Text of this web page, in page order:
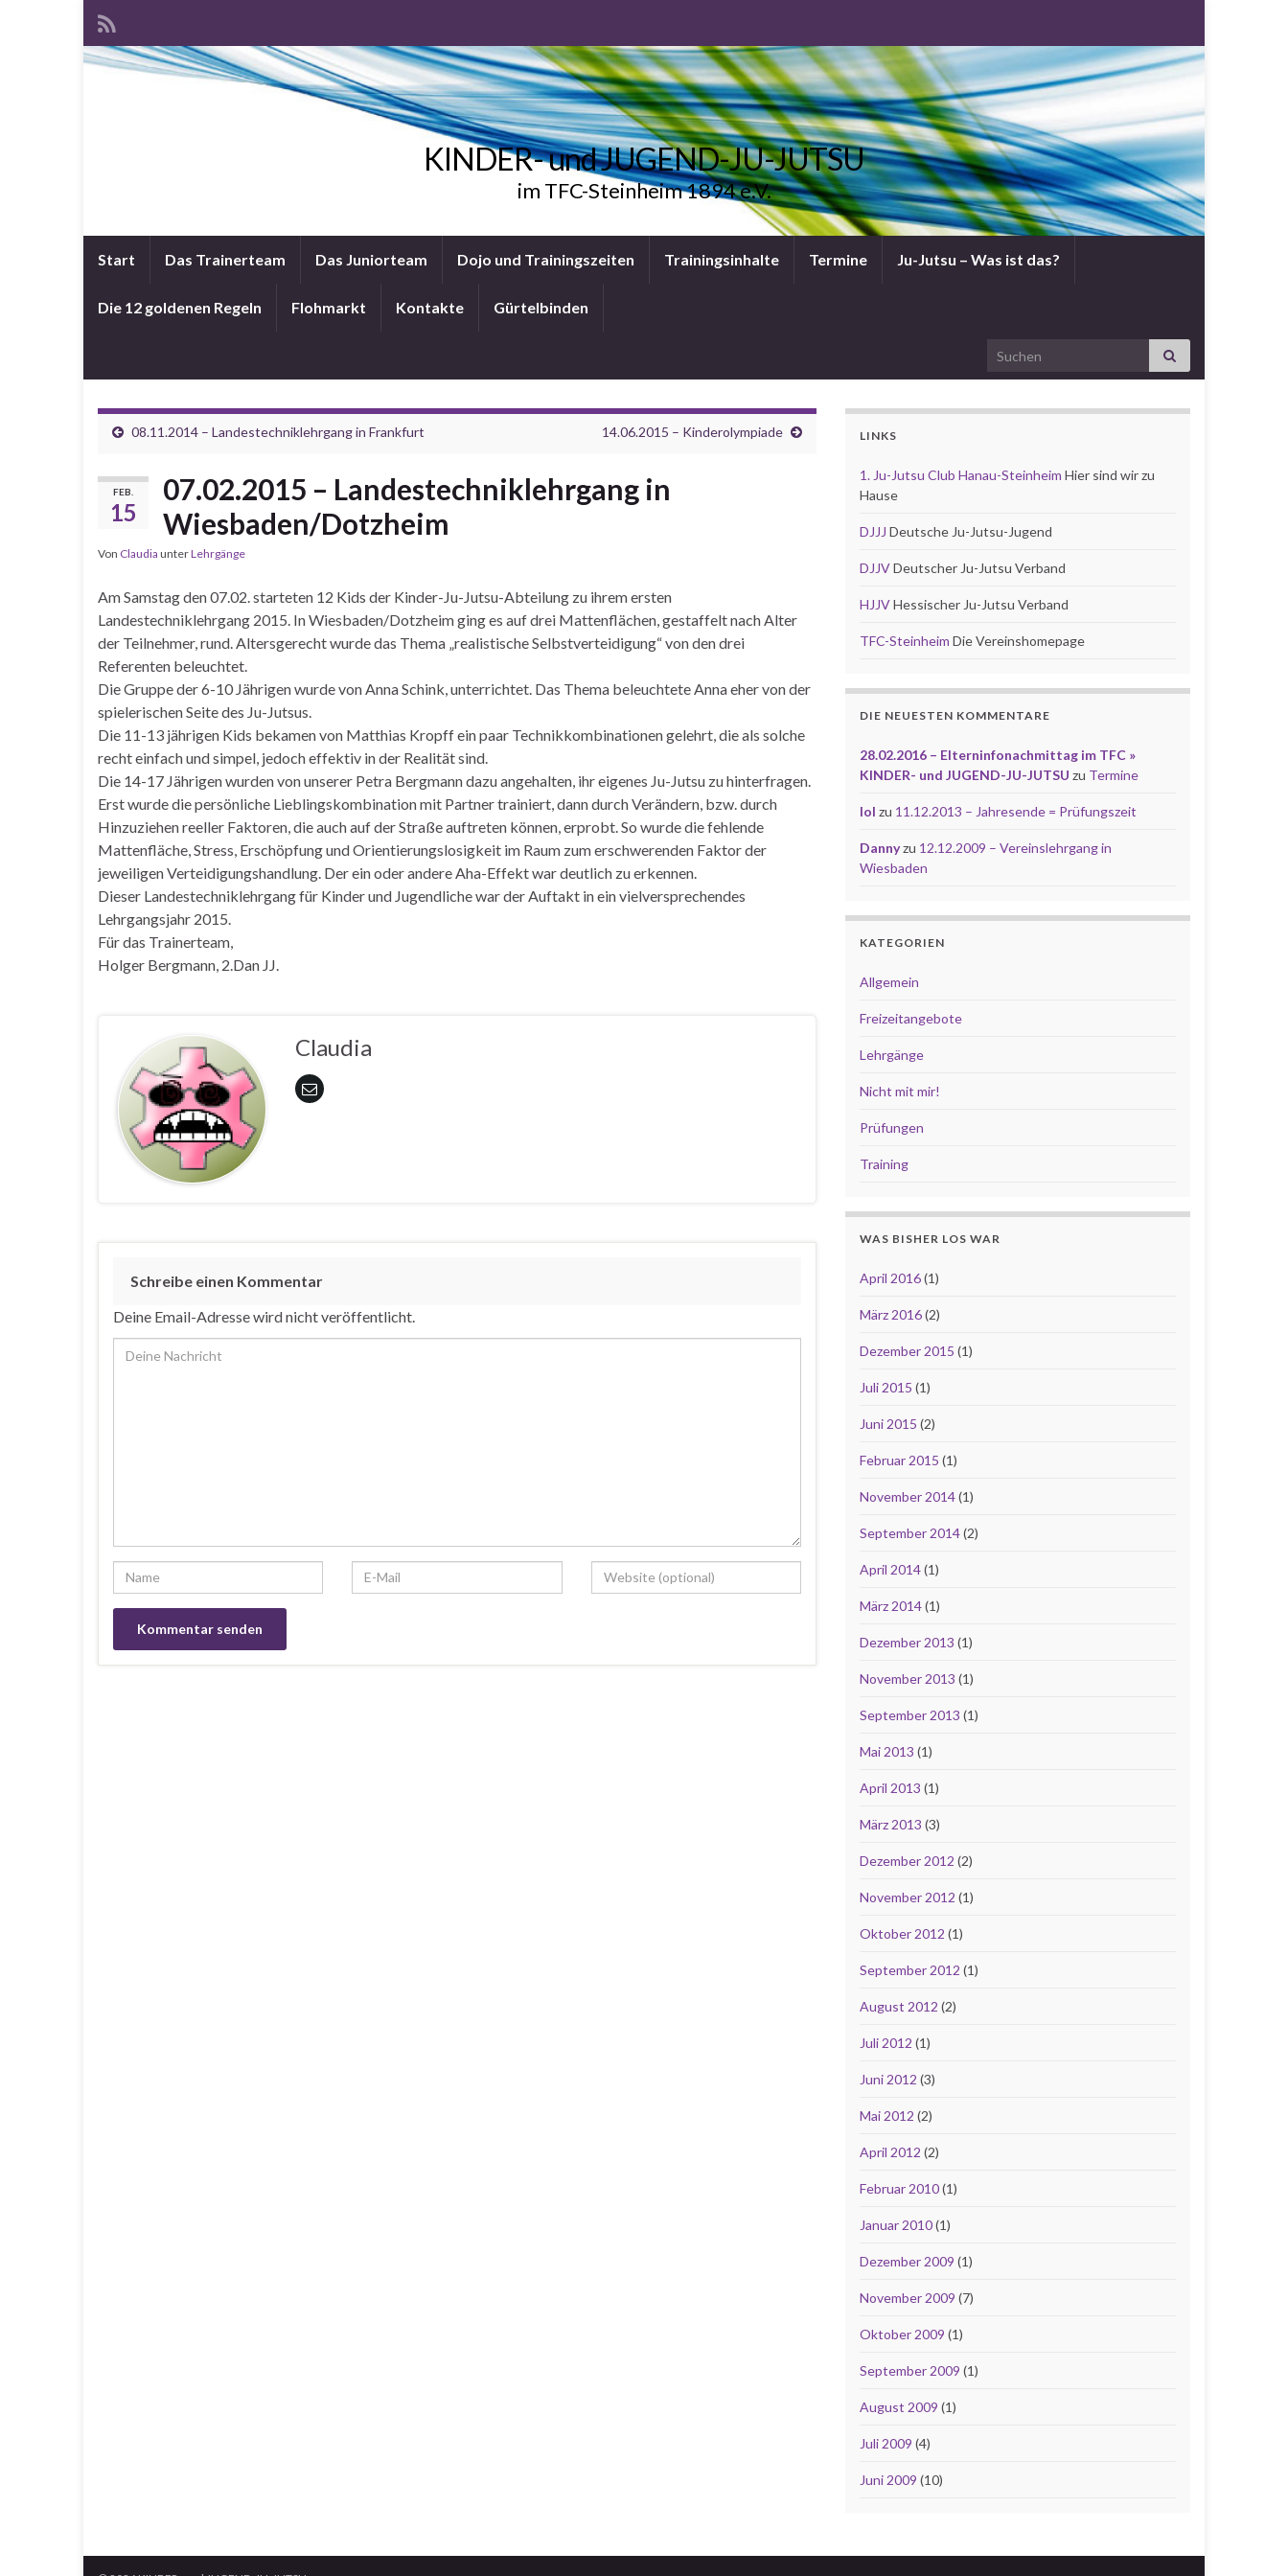
KINDER- und JUGEND-JU-JUTSU
im TFC-Steinheim 1894 e.V.
Start Das Trainerteam Das Juniorteam Dojo und Trainingszeiten Trainingsinhalte Termine Ju-Jutsu – Was ist das?
Die 12 goldenen Regeln Flohmarkt Kontakte Gürtelbinden
Search for:
08.11.2014 – Landestechniklehrgang in Frankfurt 14.06.2015 – Kinderolympiade
FEB.
15
07.02.2015 – Landestechniklehrgang in
Wiesbaden/Dotzheim
Von Claudia unterLehrgänge
Am Samstag den 07.02. starteten 12 Kids der Kinder-Ju-Jutsu-Abteilung zu ihrem ersten
Landestechniklehrgang 2015. In Wiesbaden/Dotzheim ging es auf drei Mattenflächen, gestaffelt nach Alter
der Teilnehmer, rund. Altersgerecht wurde das Thema „realistische Selbstverteidigung“ von den drei
Referenten beleuchtet.
Die Gruppe der 6-10 Jährigen wurde von Anna Schink, unterrichtet. Das Thema beleuchtete Anna eher von der
spielerischen Seite des Ju-Jutsus.
Die 11-13 jährigen Kids bekamen von Matthias Kropff ein paar Technikkombinationen gelehrt, die als solche
recht einfach und simpel, jedoch effektiv in der Realität sind.
Die 14-17 Jährigen wurden von unserer Petra Bergmann dazu angehalten, ihr eigenes Ju-Jutsu zu hinterfragen.
Erst wurde die persönliche Lieblingskombination mit Partner trainiert, dann durch Verändern, bzw. durch
Hinzuziehen reeller Faktoren, die auch auf der Straße auftreten können, erprobt. So wurde die fehlende
Mattenfläche, Stress, Erschöpfung und Orientierungslosigkeit im Raum zum erschwerenden Faktor der
jeweiligen Verteidigungshandlung. Der ein oder andere Aha-Effekt war deutlich zu erkennen.
Dieser Landestechniklehrgang für Kinder und Jugendliche war der Auftakt in ein vielversprechendes
Lehrgangsjahr 2015.
Für das Trainerteam,
Holger Bergmann, 2.Dan JJ.
Claudia
Schreibe einen Kommentar
Deine Email-Adresse wird nicht veröffentlicht.
LINKS
1. Ju-Jutsu Club Hanau-Steinheim Hier sind wir zu
Hause
DJJJ Deutsche Ju-Jutsu-Jugend
DJJVDeutscher Ju-Jutsu Verband
HJJVHessischer Ju-Jutsu Verband
TFC-Steinheim Die Vereinshomepage
DIE NEUESTEN KOMMENTARE
28.02.2016 – Elterninfonachmittag im TFC »
KINDER- und JUGEND-JU-JUTSU zu Termine
lol zu 11.12.2013 – Jahresende = Prüfungszeit
Dannyzu 12.12.2009 – Vereinslehrgang in
Wiesbaden
KATEGORIEN
Allgemein
Freizeitangebote
Lehrgänge
Nicht mit mir!
Prüfungen
Training
WAS BISHER LOS WAR
April 2016(1)
März 2016(2)
Dezember 2015 (1)
Juli 2015 (1)
Juni 2015 (2)
Februar 2015 (1)
November 2014(1)
September 2014(2)
April 2014(1)
März 2014(1)
Dezember 2013 (1)
November 2013 (1)
September 2013 (1)
Mai 2013 (1)
April 2013 (1)
März 2013 (3)
Dezember 2012 (2)
November 2012 (1)
Oktober 2012 (1)
September 2012 (1)
August 2012 (2)
Juli 2012 (1)
Juni 2012 (3)
Mai 2012 (2)
April 2012 (2)
Februar 2010(1)
Januar 2010(1)
Dezember 2009 (1)
November 2009 (7)
Oktober 2009 (1)
September 2009 (1)
August 2009 (1)
Juli 2009 (4)
Juni 2009 (10)